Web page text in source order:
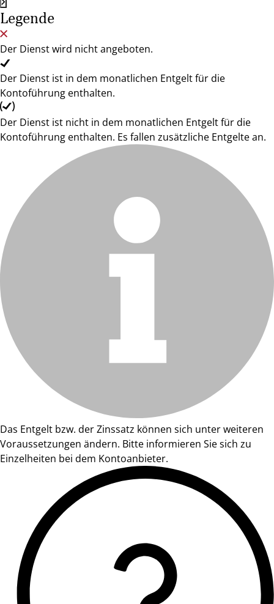
Legende
Der Dienst wird nicht angeboten.
Der Dienst ist in dem monatlichen Entgelt für die
Kontoführung enthalten.
Der Dienst ist nicht in dem monatlichen Entgelt für die
Kontoführung enthalten. Es fallen zusätzliche Entgelte an.
Das Entgelt bzw. der Zinssatz können sich unter weiteren
Voraussetzungen ändern. Bitte informieren Sie sich zu
Einzelheiten bei dem Kontoanbieter.